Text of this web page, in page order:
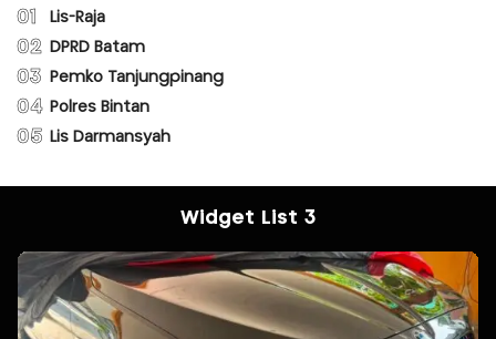
01 Lis-Raja
02 DPRD Batam
03 Pemko Tanjungpinang
04 Polres Bintan
05 Lis Darmansyah
Widget List 3